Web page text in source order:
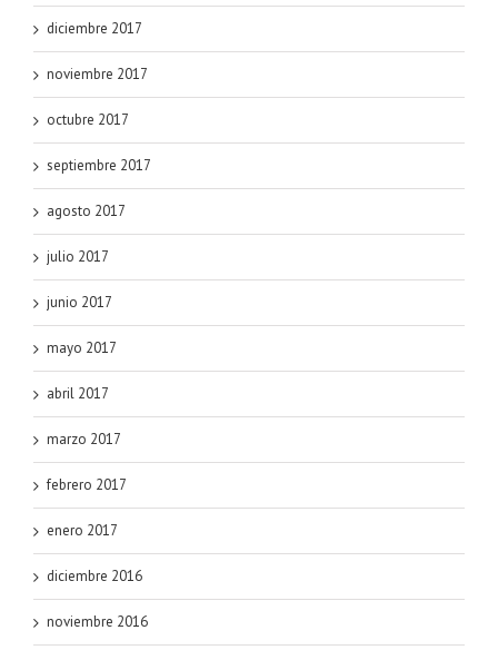
diciembre 2017
noviembre 2017
octubre 2017
septiembre 2017
agosto 2017
julio 2017
junio 2017
mayo 2017
abril 2017
marzo 2017
febrero 2017
enero 2017
diciembre 2016
noviembre 2016